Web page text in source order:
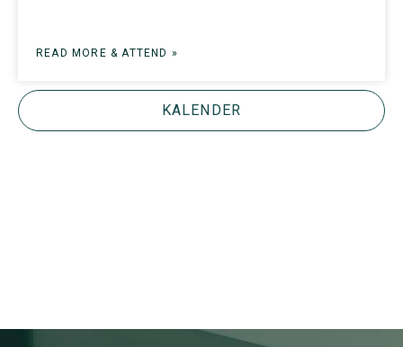
KALENDER
READ MORE & ATTEND »